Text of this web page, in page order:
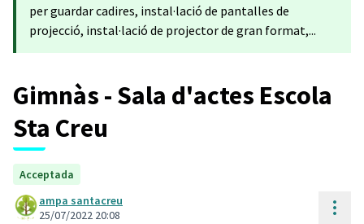
per guardar cadires, instal·lació de pantalles de
projecció, instal·lació de projector de gran format,...
Gimnàs - Sala d'actes Escola
Sta Creu
Acceptada
ampa santacreu
25/07/2022 20:08